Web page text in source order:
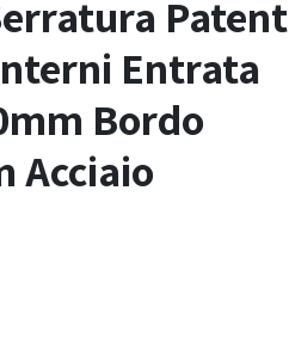
Patent
Entrata
Bordo
Acciaio